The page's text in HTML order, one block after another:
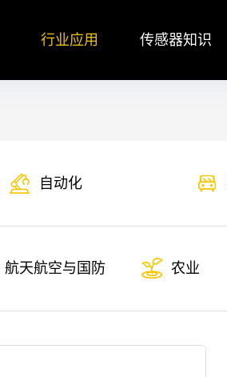
行业应用 传感器知识
自动化
航天航空与国防 农业